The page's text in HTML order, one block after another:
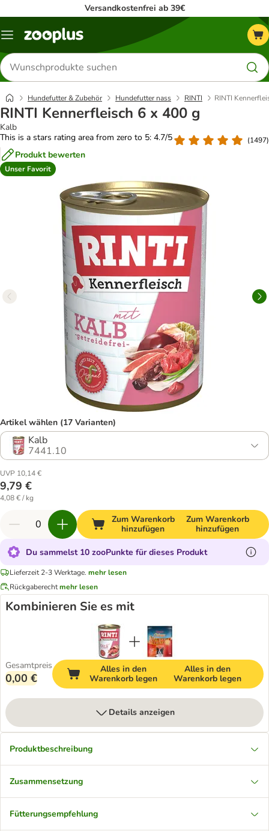
Versandkostenfrei ab 39€
Menü
Produkte
suchen
Hundefutter & Zubehör Hundefutter nass RINTI RINTI
RINTI Kennerfleisch 6 x 400 g
Kalb
This is a stars rating area from zero to 5: 4.7/5
(1497)
Produkt bewerten
Unser Favorit
Artikel wählen (17 Varianten)
Kalb
7441.10
UVP 10,14 €
9,79 €
4,08 € / kg
Zum Warenkorb
hinzufügen
Zum Warenkorb
hinzufügen
Du sammelst 10 zooPunkte für dieses Produkt
Lieferzeit 2-3 Werktage. mehr lesen
Rückgaberechtmehr lesen
Kombinieren Sie es mit
Gesamtpreis
0,00 €
Alles in den
Warenkorb legen
Alles in den
Warenkorb legen
Details anzeigen
Produktbeschreibung
Zusammensetzung
Fütterungsempfehlung